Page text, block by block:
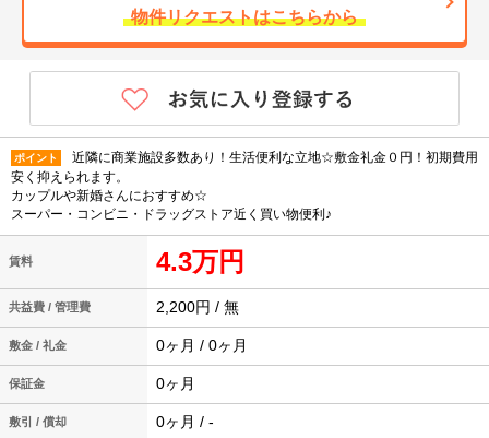
物件リクエストはこちらから
ポイント
近隣に商業施設多数あり！生活便利な立地☆敷金礼金０円！初期費用
安く抑えられます。
カップルや新婚さんにおすすめ☆
スーパー・コンビニ・ドラッグストア近く買い物便利♪
賃料 4.3万円
共益費 / 管理費 2,200円 / 無
敷金 / 礼金 0ヶ月 / 0ヶ月
保証金 0ヶ月
敷引 / 償却 0ヶ月 / -